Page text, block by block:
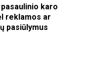
karo
reklamos ar
pasiūlymus